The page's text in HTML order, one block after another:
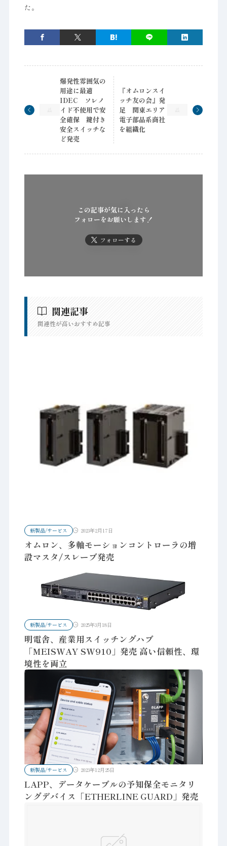
た。
爆発性雰囲気の
用途に最適
IDEC ソレノ
イド不使用で安
全確保 鍵付き
安全スイッチな
ど発売
『オムロンスイ
ッチ友の会』発
足 関東エリア
電子部品系商社
を組織化
この記事が気に入ったら
フォローをお願いします！
フォローする
関連記事
関連性が高いおすすめ記事
新製品/サービス 2023年2月17日
オムロン、多軸モーションコントローラの増
設マスタ/スレーブ発売
新製品/サービス 2025年3月18日
明電舎、産業用スイッチングハブ
「MEISWAY SW910」発売 高い信頼性、環
境性を両立
新製品/サービス 2023年12月25日
LAPP、データケーブルの予知保全モニタリ
ングデバイス「ETHERLINE GUARD」発売